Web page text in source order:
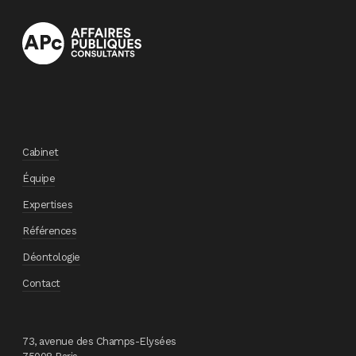
Cabinet
Équipe
Expertises
Références
Déontologie
Contact
73, avenue des Champs-Elysées